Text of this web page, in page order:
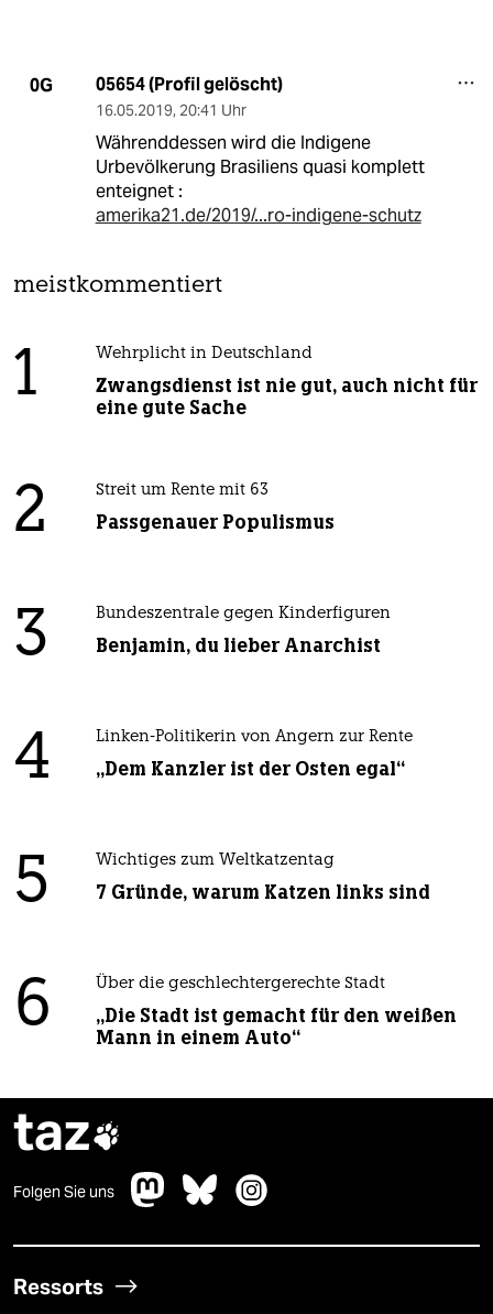
0G 05654 (Profil gelöscht)
16.05.2019, 20:41 Uhr
Währenddessen wird die Indigene
Urbevölkerung Brasiliens quasi komplett
enteignet :
amerika21.de/2019/...ro-indigene-schutz
meistkommentiert
1 Wehrplicht in Deutschland
Zwangsdienst ist nie gut, auch nicht für
eine gute Sache
2 Streit um Rente mit 63
Passgenauer Populismus
3 Bundeszentrale gegen Kinderfiguren
Benjamin, du lieber Anarchist
4 Linken-Politikerin von Angern zur Rente
„Dem Kanzler ist der Osten egal“
5 Wichtiges zum Weltkatzentag
7 Gründe, warum Katzen links sind
6 Über die geschlechtergerechte Stadt
„Die Stadt ist gemacht für den weißen
Mann in einem Auto“
taz
Folgen Sie uns
Ressorts